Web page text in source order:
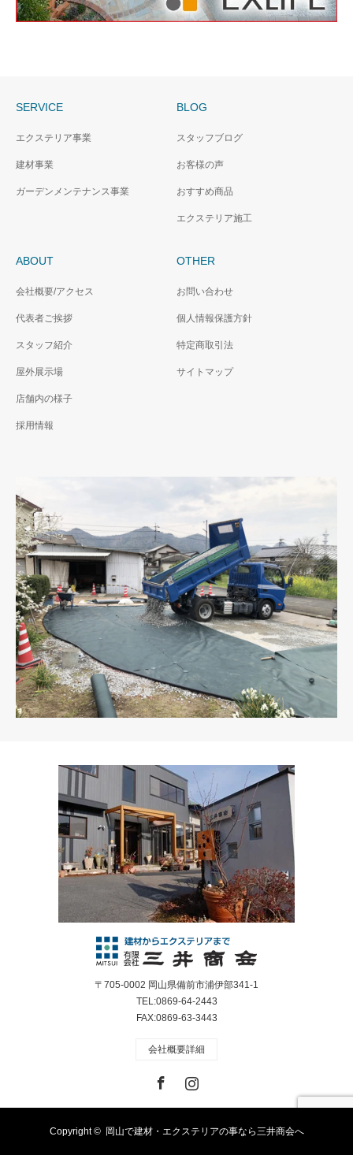
SERVICE
エクステリア事業
建材事業
ガーデンメンテナンス事業
BLOG
スタッフブログ
お客様の声
おすすめ商品
エクステリア施工
ABOUT
会社概要/アクセス
代表者ご挨拶
スタッフ紹介
屋外展示場
店舗内の様子
採用情報
OTHER
お問い合わせ
個人情報保護方針
特定商取引法
サイトマップ
〒705-0002 岡山県備前市浦伊部341-1
TEL:0869-64-2443
FAX:0869-63-3443
会社概要詳細
Copyright © 岡山で建材・エクステリアの事なら三井商会へ